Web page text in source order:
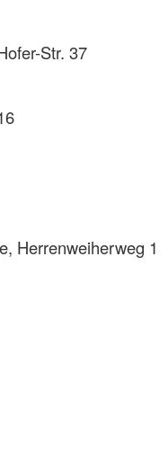
Str. 37
Herrenweiherweg 1